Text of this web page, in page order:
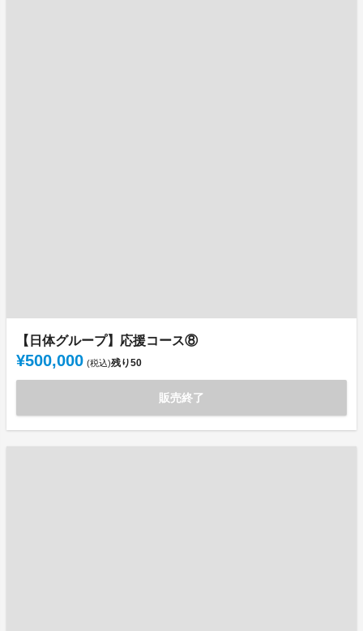
【日体グループ】応援コース⑧
¥500,000 (税込)残り50
販売終了